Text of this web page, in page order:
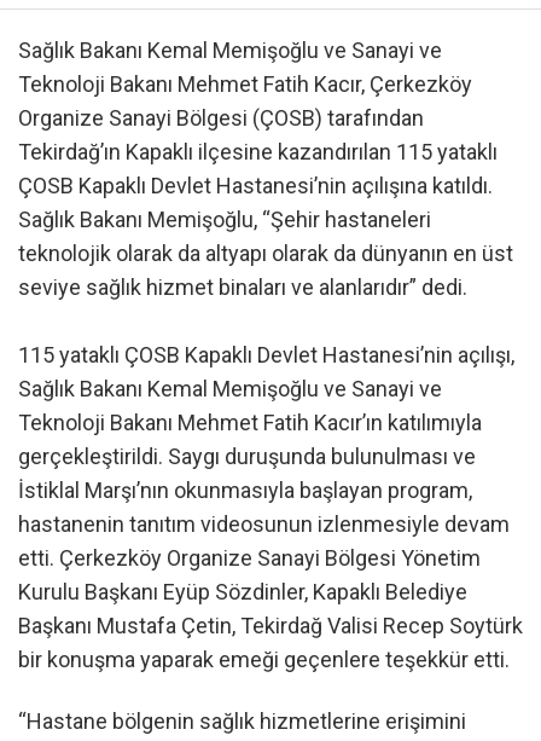
Sağlık Bakanı Kemal Memişoğlu ve Sanayi ve
Teknoloji Bakanı Mehmet Fatih Kacır, Çerkezköy
Organize Sanayi Bölgesi (ÇOSB) tarafından
Tekirdağ’ın Kapaklı ilçesine kazandırılan 115 yataklı
ÇOSB Kapaklı Devlet Hastanesi’nin açılışına katıldı.
Sağlık Bakanı Memişoğlu, “Şehir hastaneleri
teknolojik olarak da altyapı olarak da dünyanın en üst
seviye sağlık hizmet binaları ve alanlarıdır” dedi.
115 yataklı ÇOSB Kapaklı Devlet Hastanesi’nin açılışı,
Sağlık Bakanı Kemal Memişoğlu ve Sanayi ve
Teknoloji Bakanı Mehmet Fatih Kacır’ın katılımıyla
gerçekleştirildi. Saygı duruşunda bulunulması ve
İstiklal Marşı’nın okunmasıyla başlayan program,
hastanenin tanıtım videosunun izlenmesiyle devam
etti. Çerkezköy Organize Sanayi Bölgesi Yönetim
Kurulu Başkanı Eyüp Sözdinler, Kapaklı Belediye
Başkanı Mustafa Çetin, Tekirdağ Valisi Recep Soytürk
bir konuşma yaparak emeği geçenlere teşekkür etti.
“Hastane bölgenin sağlık hizmetlerine erişimini